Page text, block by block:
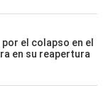
el colapso en el
en su reapertura